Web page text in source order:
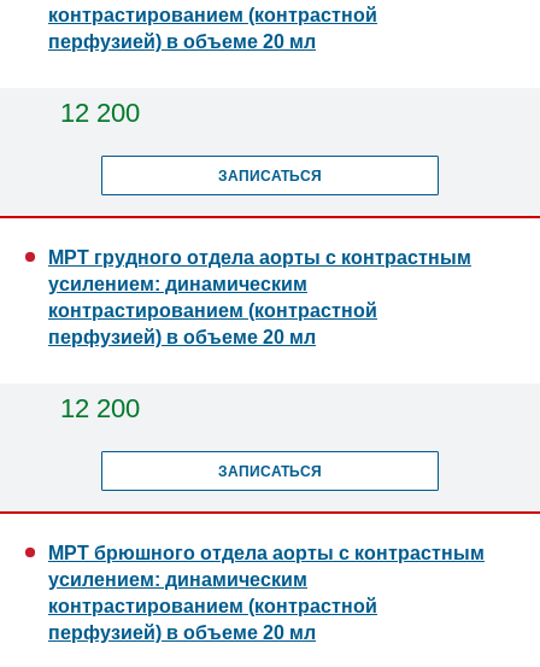
контрастированием (контрастной
перфузией) в объеме 20 мл
12 200
ЗАПИСАТЬСЯ
МРТ грудного отдела аорты с контрастным
усилением: динамическим
контрастированием (контрастной
перфузией) в объеме 20 мл
12 200
ЗАПИСАТЬСЯ
МРТ брюшного отдела аорты с контрастным
усилением: динамическим
контрастированием (контрастной
перфузией) в объеме 20 мл